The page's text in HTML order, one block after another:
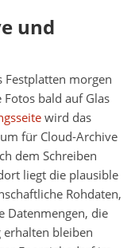
und
Festplatten morgen
bald auf Glas
wird das
für Cloud-Archive
dem Schreiben
liegt die plausible
Rohdaten,
Datenmengen, die
erhalten bleiben